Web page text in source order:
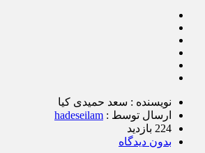
نویسنده : سعد حمیدی کیا
ارسال توسط : hadeseilam
224 بازدید
بدون دیدگاه